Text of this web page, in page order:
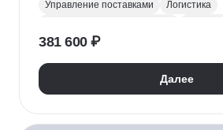
Управление поставками
Логистика
Работа с поставщиками
Транспортная логистика
381 600 ₽
Далее